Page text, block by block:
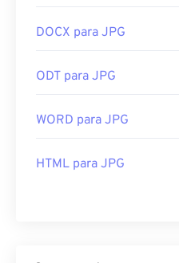
DOCX para JPG
ODT para JPG
WORD para JPG
HTML para JPG